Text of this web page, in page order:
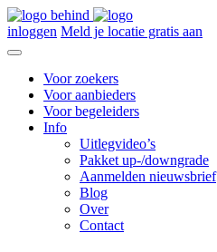
inloggen Meld je locatie gratis aan
Voor zoekers
Voor aanbieders
Voor begeleiders
Info
Uitlegvideo’s
Pakket up-/downgrade
Aanmelden nieuwsbrief
Blog
Over
Contact